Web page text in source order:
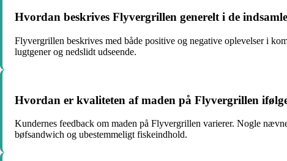
Hvordan beskrives Flyvergrillen generelt i de
Flyvergrillen beskrives med både positive og negative oplevelser i
lugtgener og nedslidt udseende.
Hvordan er kvaliteten af maden på Flyvergrillen
Kundernes feedback om maden på Flyvergrillen varierer. Nogle
bøfsandwich og ubestemmeligt fiskeindhold.